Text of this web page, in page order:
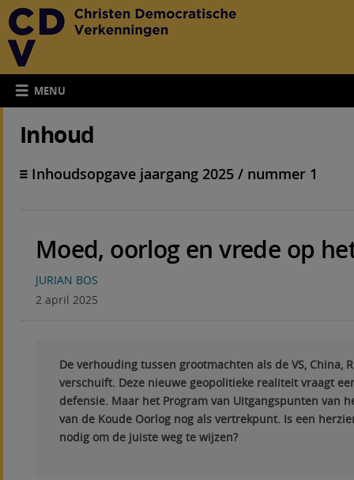
MENU
Inhoud
Inhoudsopgave jaargang 2025 / nummer 1
Moed, oorlog en vrede op
JURIAN BOS
2 april 2025
De verhouding tussen grootmachten als de VS, China,
verschuift. Deze nieuwe geopolitieke realiteit vraagt
defensie. Maar het Program van Uitgangspunten van
van de Koude Oorlog nog als vertrekpunt. Is een
nodig om de juiste weg te wijzen?